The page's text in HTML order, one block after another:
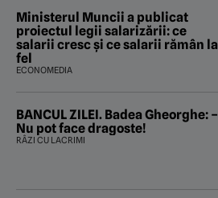
Ministerul Muncii a publicat
proiectul legii salarizării: ce
salarii cresc și ce salarii rămân la
fel
ECONOMEDIA
BANCUL ZILEI. Badea Gheorghe: –
Nu pot face dragoste!
RÂZI CU LACRIMI